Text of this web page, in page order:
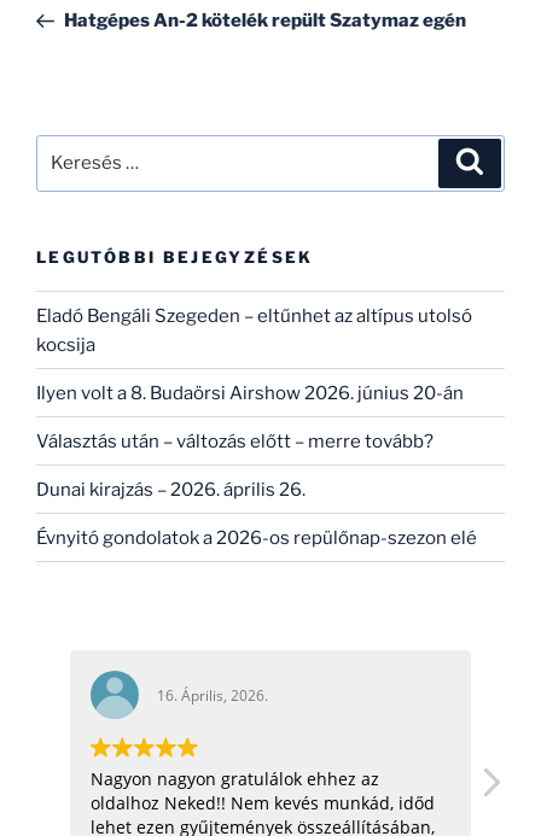
bejegyzés
Hatgépes An-2 kötelék repült Szatymaz egén
LEGUTÓBBI BEJEGYZÉSEK
Eladó Bengáli Szegeden – eltűnhet az altípus utolsó
kocsija
Ilyen volt a 8. Budaörsi Airshow 2026. június 20-án
Választás után – változás előtt – merre tovább?
Dunai kirajzás – 2026. április 26.
Évnyitó gondolatok a 2026-os repülőnap-szezon elé
16. Április, 2026.
Nagyon nagyon gratulálok ehhez az
oldalhoz Neked!! Nem kevés munkád, időd
lehet ezen gyűjtemények összeállításában,